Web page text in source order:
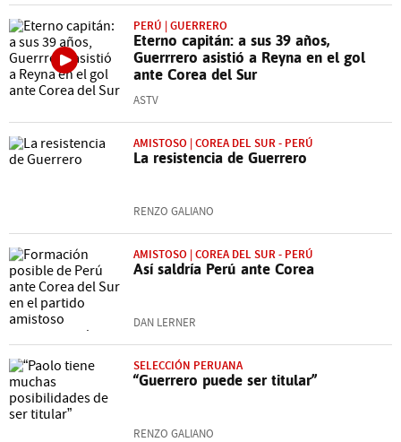
PERÚ | GUERRERO
Eterno capitán: a sus 39 años,
Guerrrero asistió a Reyna en el gol
ante Corea del Sur
ASTV
AMISTOSO | COREA DEL SUR - PERÚ
La resistencia de Guerrero
RENZO GALIANO
AMISTOSO | COREA DEL SUR - PERÚ
Así saldría Perú ante Corea
DAN LERNER
SELECCIÓN PERUANA
“Guerrero puede ser titular”
RENZO GALIANO